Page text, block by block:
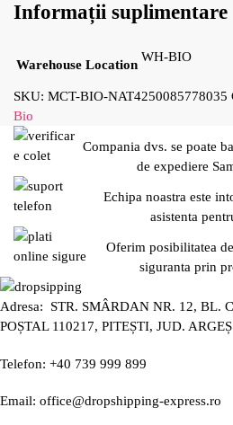
Informații suplimentare
Warehouse Location
WH-BIO
SKU: MCT-BIO-NAT4250085778035
Bio
Compania dvs. se poate
de expediere
Echipa noastra este
asistenta
Oferim posibilitatea
siguranta prin
Adresa: STR. SMÂRDAN NR. 12, BL.
POȘTAL 110217, PITEȘTI, JUD. ARGEȘ
Telefon: +40 739 999 899
Email: office@dropshipping-express.ro